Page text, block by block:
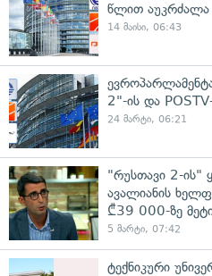
წლით აუკრძალა
14 მაისი, 06:43
2"-ის და POSTV-
24 მარტი, 06:21
"რუსთავი 2-ის"
ავალიანის
₾39 000-ზე
5 მარტი, 07:42
ტექნიკური